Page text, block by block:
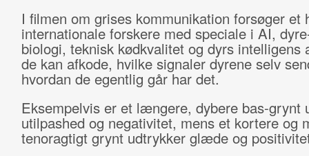
I filmen om grises kommunikation forsøger et
internationale forskere med speciale i AI,
biologi, teknisk kødkvalitet og dyrs intelligens
de kan afkode, hvilke signaler dyrene selv
hvordan de egentlig går har det.
Eksempelvis er et længere, dybere bas-grynt
utilpashed og negativitet, mens et kortere og
tenoragtigt grynt udtrykker glæde og